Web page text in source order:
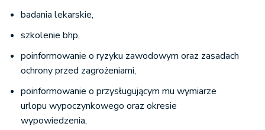
badania lekarskie,
szkolenie bhp,
poinformowanie o ryzyku zawodowym oraz zasadach
ochrony przed zagrożeniami,
poinformowanie o przysługującym mu wymiarze
urlopu wypoczynkowego oraz okresie
wypowiedzenia,